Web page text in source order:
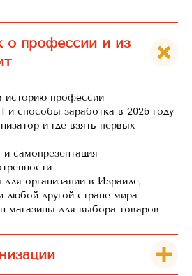
о профессии и из
историю профессии
и способы заработка в 2026 году
и где взять первых
самопрезентация
для организации в Израиле,
любой другой стране мира
магазины для выбора товаров